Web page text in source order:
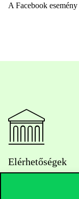
A Facebook esemény
Elérhetőségek